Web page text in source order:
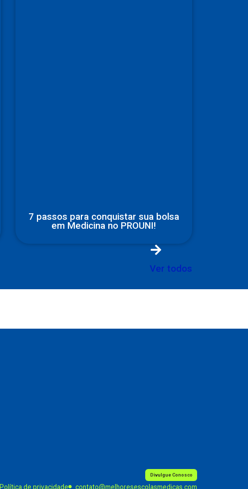
7 passos para conquistar sua bolsa
em Medicina no PROUNI!
Ver todos
Divulgue Conosco
Política de privacidade
contato@melhoresescolasmedicas.com